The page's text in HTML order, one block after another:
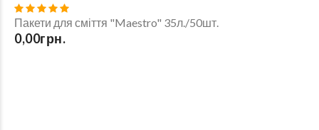
Пакети для сміття "Maestro" 35л./50шт.
0,00грн.